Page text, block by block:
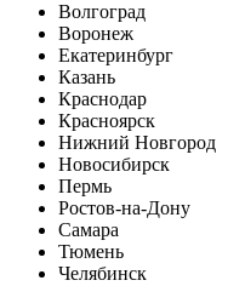
Волгоград
Воронеж
Екатеринбург
Казань
Краснодар
Красноярск
Нижний Новгород
Новосибирск
Пермь
Ростов-на-Дону
Самара
Тюмень
Челябинск